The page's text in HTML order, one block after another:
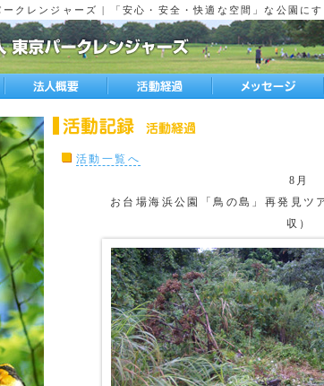
クレンジャーズ | 「安心・安全・快適な空間」な公園にす
活動一覧へ
8月
お台場海浜公園「鳥の島」再発見ツ
収）